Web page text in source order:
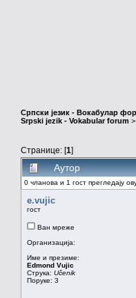
Српски језик - Вокабулар
Srpski jezik - Vokabular forum >
Странице: [1]
Аутор
0 чланова и 1 гост прегледају
e.vujic
гост
Ван мреже
Организација:
Име и презиме:
Edmond Vujic
Струка: Učenik
Поруке: 3